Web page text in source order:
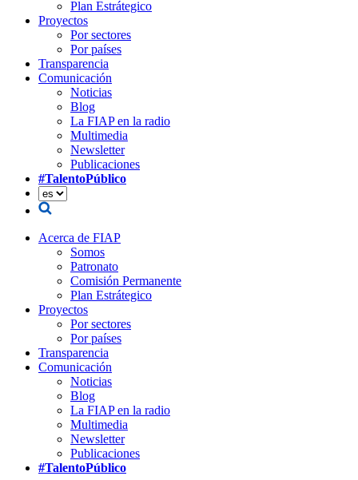
Plan Estrátegico
Proyectos
Por sectores
Por países
Transparencia
Comunicación
Noticias
Blog
La FIAP en la radio
Multimedia
Newsletter
Publicaciones
#TalentoPúblico
Acerca de FIAP
Somos
Patronato
Comisión Permanente
Plan Estrátegico
Proyectos
Por sectores
Por países
Transparencia
Comunicación
Noticias
Blog
La FIAP en la radio
Multimedia
Newsletter
Publicaciones
#TalentoPúblico